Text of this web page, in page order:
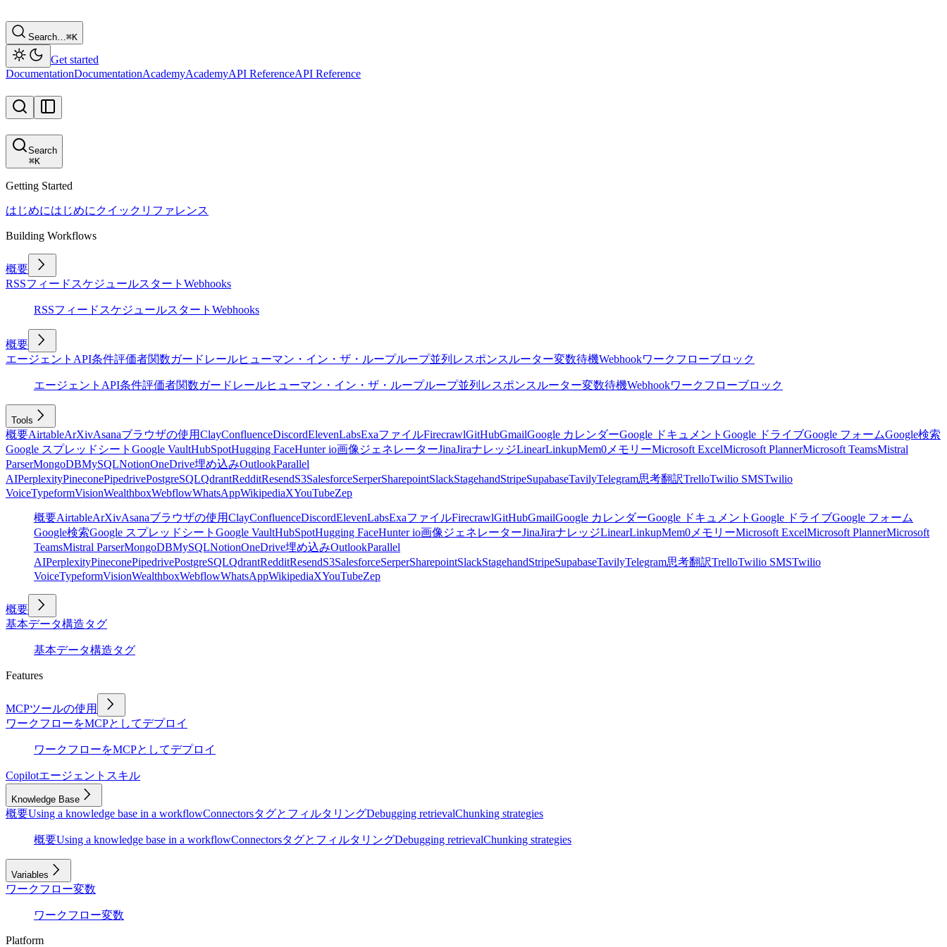
Search…⌘K
Get started
DocumentationDocumentationAcademyAcademyAPI ReferenceAPI Reference
Search
⌘K
Getting Started
はじめにはじめに クイックリファレンス
Building Workflows
概要
RSSフィード スケジュールスタート Webhooks
RSSフィード スケジュールスタート Webhooks
概要
エージェント API条件評価者関数ガードレールヒューマン・イン・ザ・ループループ並列 レスポンス ルーター変数待機Webhookワークフローブロック
エージェント API条件評価者関数ガードレールヒューマン・イン・ザ・ループループ並列 レスポンス ルーター変数待機Webhookワークフローブロック
Tools
概要AirtableArXivAsanaブラウザの使用ClayConfluenceDiscordElevenLabsExaファイルFirecrawlGitHubGmailGoogle カレンダーGoogle ドキュメント Google ドライブGoogle フォームGoogle検索
Google スプレッドシート Google VaultHubSpotHugging FaceHunter io画像ジェネレーターJinaJiraナレッジLinearLinkupMem0 メモリーMicrosoft ExcelMicrosoft PlannerMicrosoft TeamsMistral
ParserMongoDBMySQLNotionOneDrive埋め込みOutlookParallel
AIPerplexityPineconePipedrivePostgreSQLQdrantRedditResendS3SalesforceSerperSharepointSlackStagehandStripeSupabaseTavilyTelegram思考翻訳TrelloTwilio SMSTwilio
VoiceTypeformVisionWealthboxWebflowWhatsAppWikipediaXYouTubeZep
概要AirtableArXivAsanaブラウザの使用ClayConfluenceDiscordElevenLabsExaファイルFirecrawlGitHubGmailGoogle カレンダーGoogle ドキュメント Google ドライブGoogle フォーム
Google検索Google スプレッドシート Google VaultHubSpotHugging FaceHunter io画像ジェネレーターJinaJiraナレッジLinearLinkupMem0 メモリーMicrosoft ExcelMicrosoft PlannerMicrosoft
TeamsMistral ParserMongoDBMySQLNotionOneDrive埋め込みOutlookParallel
AIPerplexityPineconePipedrivePostgreSQLQdrantRedditResendS3SalesforceSerperSharepointSlackStagehandStripeSupabaseTavilyTelegram思考翻訳TrelloTwilio SMSTwilio
VoiceTypeformVisionWealthboxWebflowWhatsAppWikipediaXYouTubeZep
概要
基本データ構造タグ
基本データ構造タグ
Features
MCPツールの使用
ワークフローをMCPとしてデプロイ
ワークフローをMCPとしてデプロイ
Copilotエージェントスキル
Knowledge Base
概要Using a knowledge base in a workflowConnectorsタグとフィルタリングDebugging retrievalChunking strategies
概要Using a knowledge base in a workflowConnectorsタグとフィルタリングDebugging retrievalChunking strategies
Variables
ワークフロー変数
ワークフロー変数
Platform